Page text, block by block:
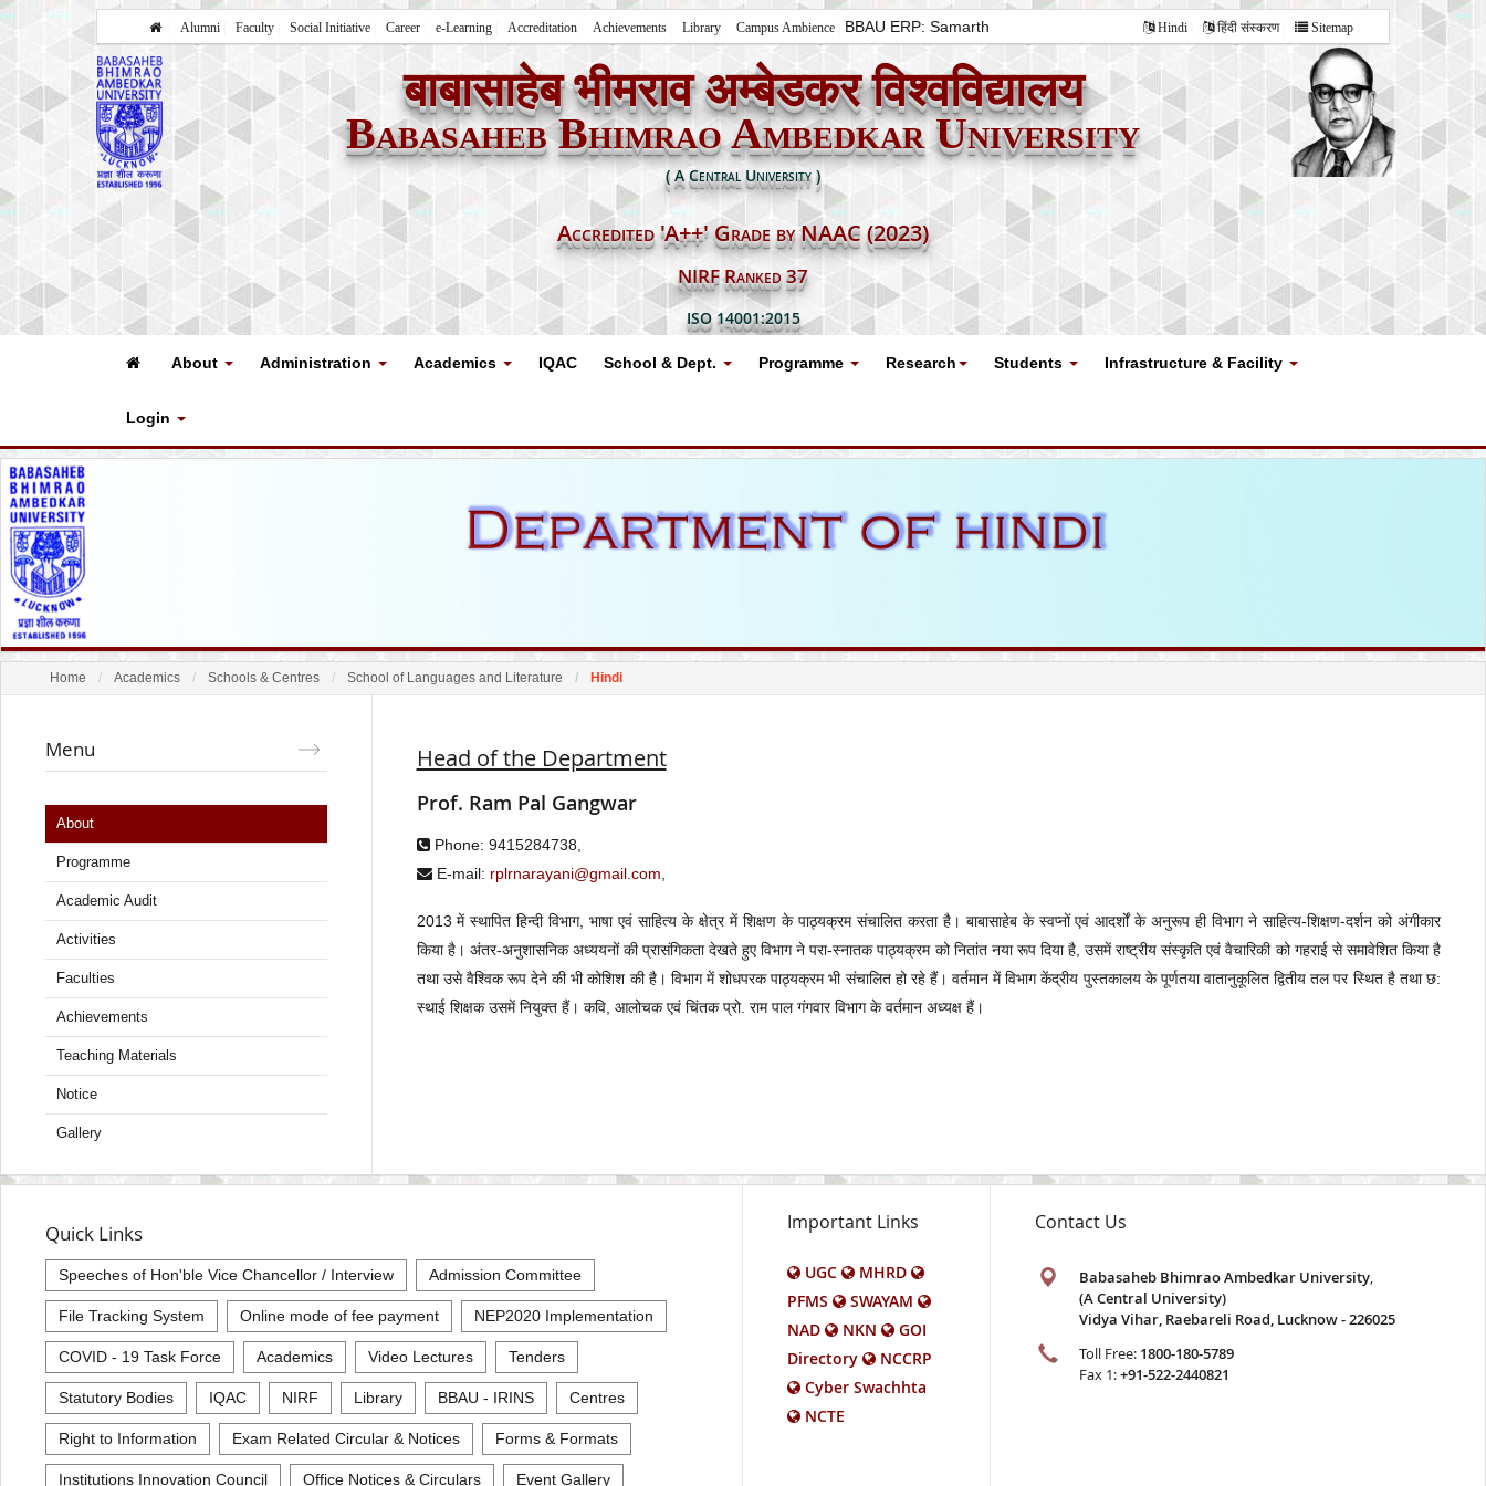
Alumni Faculty Social Initiative Career e-Learning Accreditation Achievements Library Campus Ambience BBAU ERP: Samarth Hindi हिंदी संस्करण Sitemap
बाबासाहेब भीमराव अम्बेडकर विश्वविद्यालय
Babasaheb Bhimrao Ambedkar University
( A Central University )
Accredited 'A++' Grade by NAAC (2023)
NIRF Ranked 37
ISO 14001:2015
About Administration Academics IQAC School & Dept. Programme Research Students Infrastructure & Facility
Login
Home Academics Schools & Centres School of Languages and Literature Hindi
Menu
About
Programme
Academic Audit
Activities
Faculties
Achievements
Teaching Materials
Notice
Gallery
Head of the Department
Prof. Ram Pal Gangwar
Phone: 9415284738,
E-mail: rplrnarayani@gmail.com
2013 में स्थापित हिन्दी विभाग, भाषा एवं साहित्य के क्षेत्र में शिक्षण के पाठ्यक्रम संचालित करता है। बाबासाहेब के स्वप्नों एवं आदर्शों के अनुरूप ही विभाग ने साहित्य-शिक्षण-दर्शन को अंगीकार
किया है। अंतर-अनुशासनिक अध्ययनों की प्रासंगिकता देखते हुए विभाग ने परा-स्नातक पाठ्यक्रम को नितांत नया रूप दिया है, उसमें राष्ट्रीय संस्कृति एवं वैचारिकी को गहराई से समावेशित किया है
तथा उसे वैश्विक रूप देने की भी कोशिश की है। विभाग में शोधपरक पाठ्यक्रम भी संचालित हो रहे हैं। वर्तमान में विभाग केंद्रीय पुस्तकालय के पूर्णतया वातानुकूलित द्वितीय तल पर स्थित है तथा छ:
स्थाई शिक्षक उसमें नियुक्त हैं। कवि, आलोचक एवं चिंतक प्रो. राम पाल गंगवार विभाग के वर्तमान अध्यक्ष हैं।
Quick Links
Speeches of Hon'ble Vice Chancellor / Interview Admission Committee
File Tracking System Online mode of fee payment NEP2020 Implementation
COVID - 19 Task Force Academics Video Lectures Tenders
Statutory Bodies IQAC NIRF Library BBAU - IRINS Centres
Right to Information Exam Related Circular & Notices Forms & Formats
Institutions Innovation Council Office Notices & Circulars Event Gallery
Important Links
UGC
MHRD
PFMS
SWAYAM
NAD
NKN
GOI
Directory
NCCRP
Cyber Swachhta
NCTE
Contact Us
Babasaheb Bhimrao Ambedkar University,
(A Central University)
Vidya Vihar, Raebareli Road, Lucknow - 226025
Toll Free: 1800-180-5789
Fax 1:+91-522-2440821